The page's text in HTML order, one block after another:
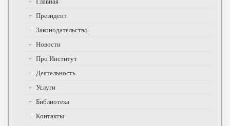
Президент
Законодательство
Новости
Про Институт
Деятельность
Услуги
Библиотека
Контакты